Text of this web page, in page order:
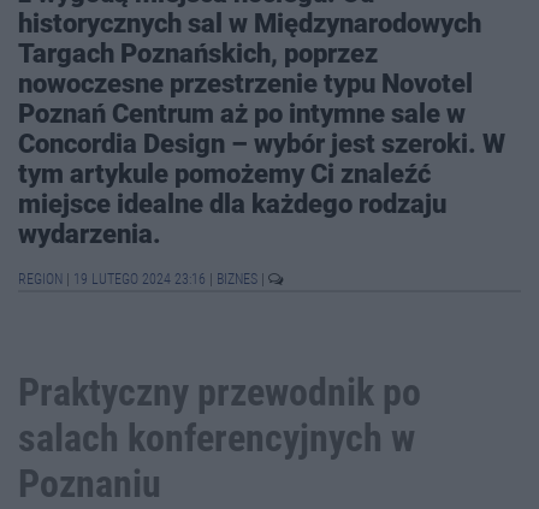
historycznych sal w Międzynarodowych
Targach Poznańskich, poprzez
nowoczesne przestrzenie typu Novotel
Poznań Centrum aż po intymne sale w
Concordia Design – wybór jest szeroki. W
tym artykule pomożemy Ci znaleźć
miejsce idealne dla każdego rodzaju
wydarzenia.
REGION 19 LUTEGO 2024 23:16 BIZNES
Praktyczny przewodnik po
salach konferencyjnych w
Poznaniu